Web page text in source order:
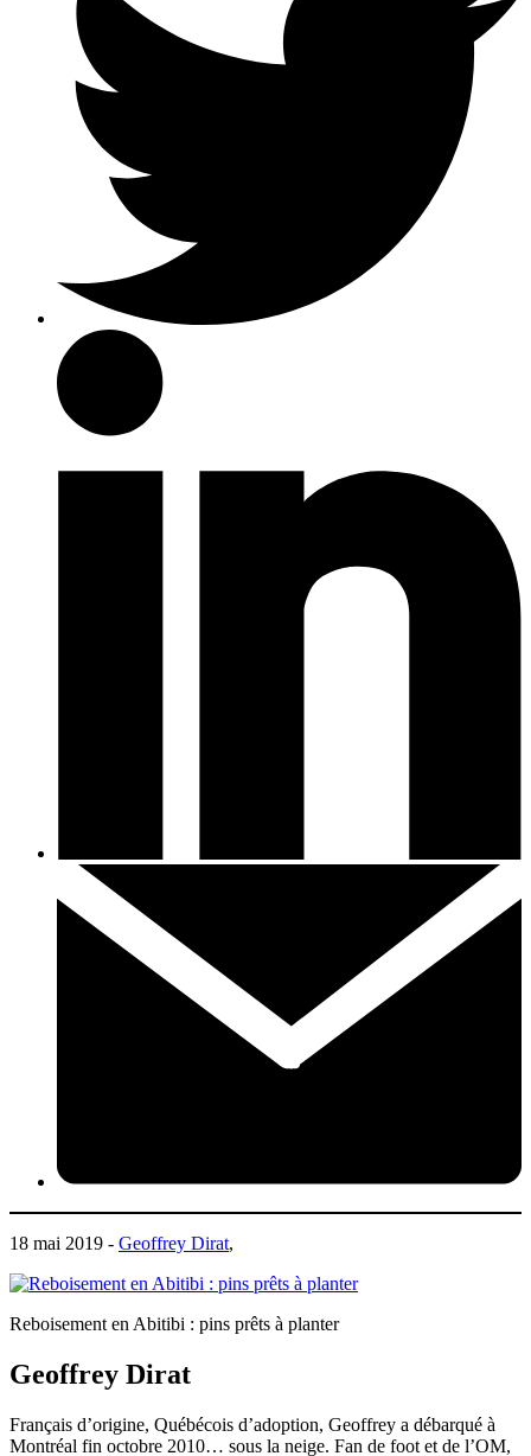
18 mai 2019 - Geoffrey Dirat,
Reboisement en Abitibi : pins prêts à planter
Geoffrey Dirat
Français d’origine, Québécois d’adoption, Geoffrey a débarqué à
Montréal fin octobre 2010… sous la neige. Fan de foot et de l’OM,